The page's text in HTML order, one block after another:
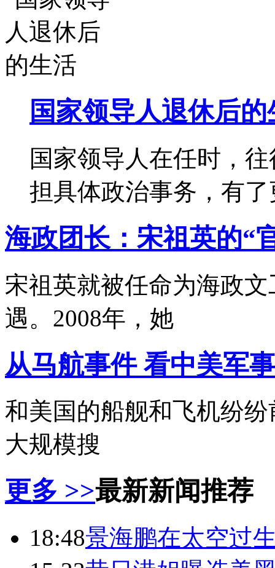
国家领导人退休后的
国家领导人在任时，
担具体政治事务，有
海政团长：宋祖英的“
宋祖英就被任命为海政
遇。2008年，她
从马航事件 看中美军
和美国的船舰和飞机纷
大规模搜
更多 >>最新新闻推荐
18:48景海鹏在太空过